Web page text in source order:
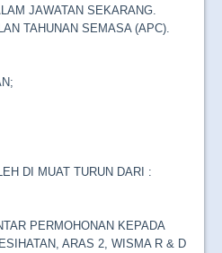
JAWATAN SEKARANG.
TAHUNAN SEMASA (APC).
DI MUAT TURUN DARI :
PERMOHONAN KEPADA
ARAS 2, WISMA R & D